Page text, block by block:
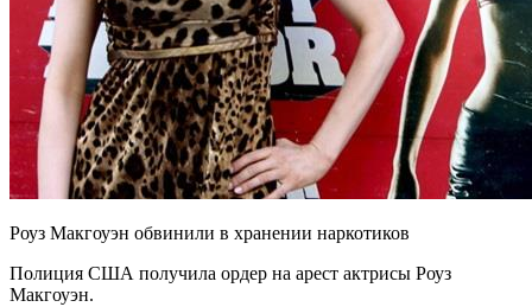
Роуз Макгоуэн обвинили в хранении наркотиков
Полиция США получила ордер на арест актрисы Роуз
Макгоуэн.